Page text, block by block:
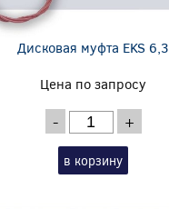
Дисковая муфта EKS 6,3
Цена по запросу
- +
в корзину